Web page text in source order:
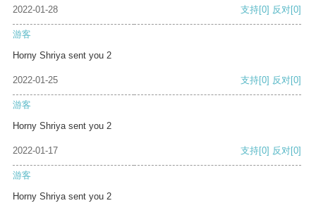
2022-01-28 支持[0] 反对[0]
游客
Horny Shriya sent you 2
2022-01-25 支持[0] 反对[0]
游客
Horny Shriya sent you 2
2022-01-17 支持[0] 反对[0]
游客
Horny Shriya sent you 2